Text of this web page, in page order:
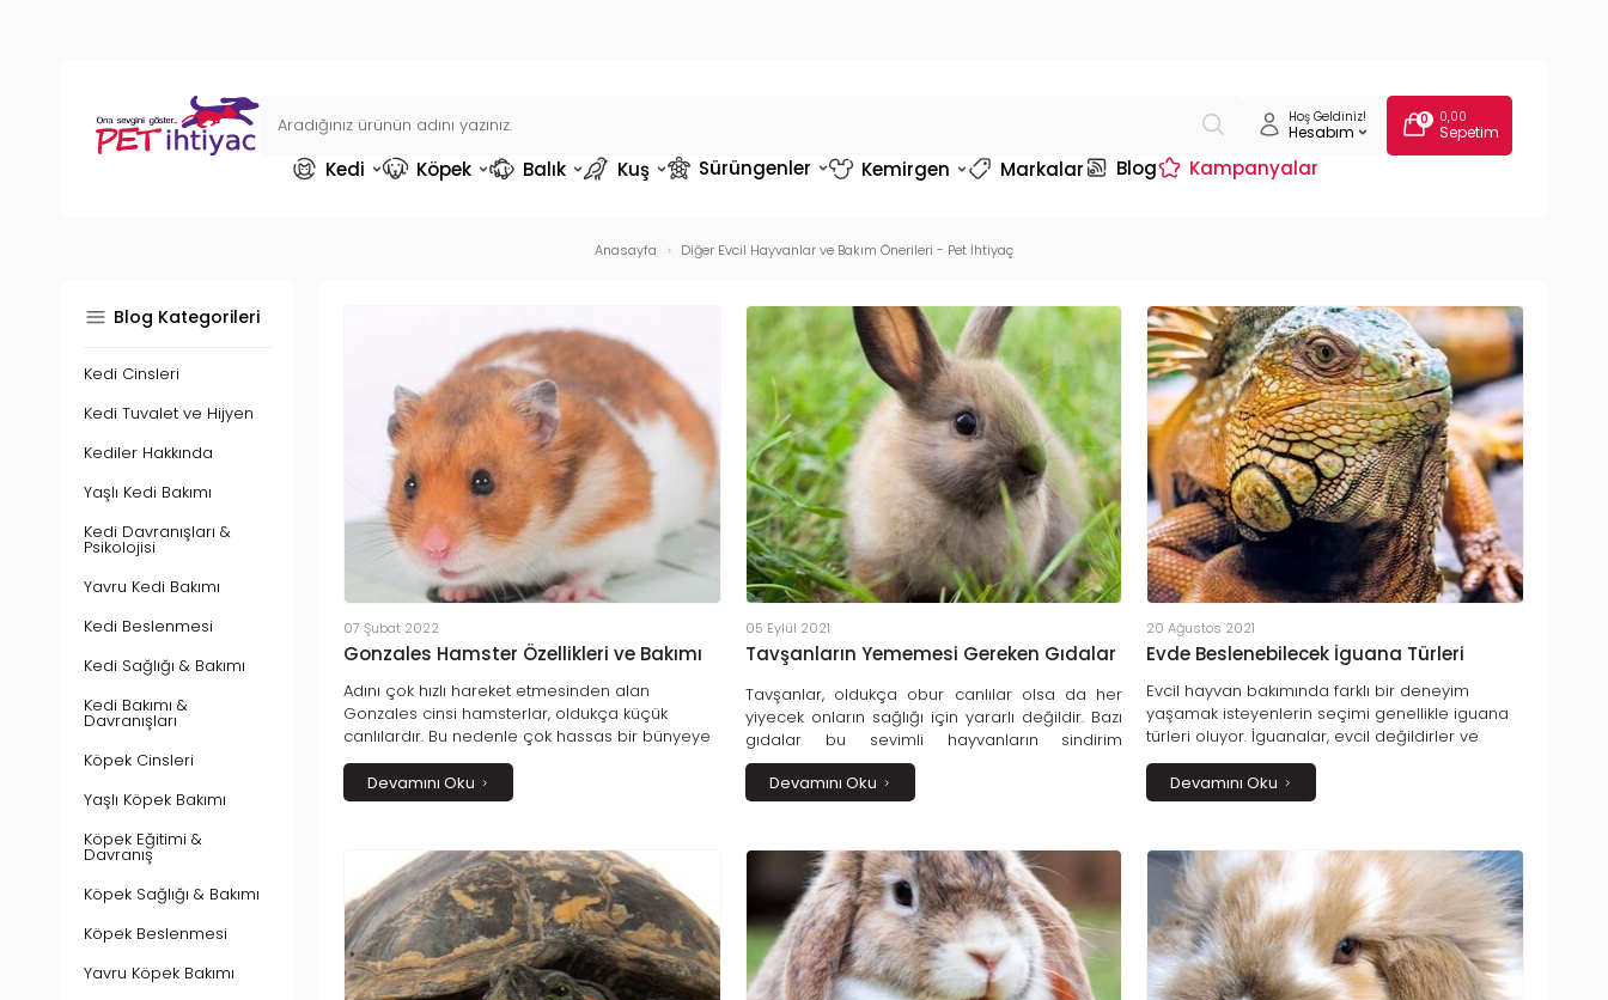
Hoş Geldiniz!
Hesabım
0 0,00
Sepetim
Kedi Köpek Balık Kuş Sürüngenler Kemirgen Markalar Blog Kampanyalar
Anasayfa Diğer Evcil Hayvanlar ve Bakım Önerileri - Pet İhtiyaç
Blog Kategorileri
Kedi Cinsleri
Kedi Tuvalet ve Hijyen
Kediler Hakkında
Yaşlı Kedi Bakımı
Kedi Davranışları &
Psikolojisi
Yavru Kedi Bakımı
Kedi Beslenmesi
Kedi Sağlığı & Bakımı
Kedi Bakımı &
Davranışları
Köpek Cinsleri
Yaşlı Köpek Bakımı
Köpek Eğitimi &
Davranış
Köpek Sağlığı & Bakımı
Köpek Beslenmesi
Yavru Köpek Bakımı
07 Şubat 2022
Gonzales Hamster Özellikleri ve Bakımı
Adını çok hızlı hareket etmesinden alan
Gonzales cinsi hamsterlar, oldukça küçük
canlılardır. Bu nedenle çok hassas bir bünyeye
sahiptirler ve bakımlarına özen gösterilmelidir.
Ürkek doğaları nedeniyle Gonzales cinsi bir
hamster ile bağ kurmanın yolu sevgi ve sabır
Devamını Oku
05 Eylül 2021
Tavşanların Yememesi Gereken Gıdalar
Tavşanlar, oldukça obur canlılar olsa da her
yiyecek onların sağlığı için yararlı değildir. Bazı
gıdalar bu sevimli hayvanların sindirim
sistemlerine zarar, verebilir hatta onları
zehirleyebilir. Ekmek, kuruyemiş, patates, pirinç,
avokado, soğan ve sarımsak gibi gıdalar
bulunmamalıdır.
Devamını Oku
20 Ağustos 2021
Evde Beslenebilecek İguana Türleri
Evcil hayvan bakımında farklı bir deneyim
yaşamak isteyenlerin seçimi genellikle iguana
türleri oluyor. İguanalar, evcil değildirler ve
bakımları da bir hayli zordur. Buna rağmen çok
sayıda meraklısı bulunan bu sürüngenlerin
dünyada ve Türkiye’de en yaygın beslenebilen
Devamını Oku